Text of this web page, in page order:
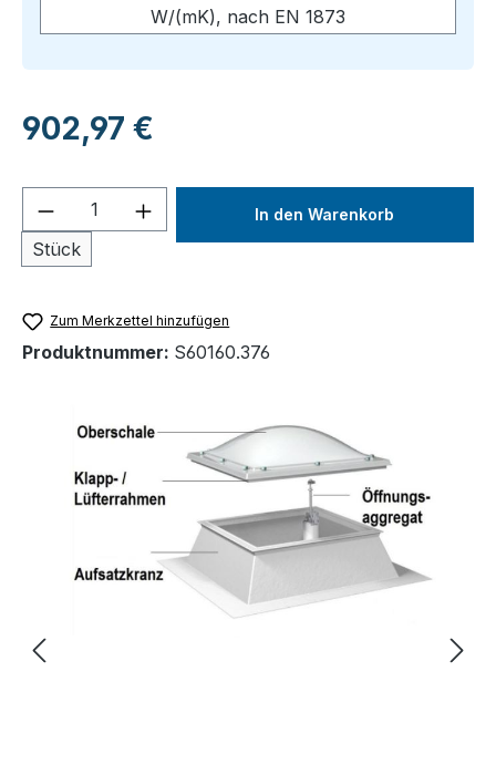
W/(mK), nach EN 1873
Regulärer Preis:
902,97 €
Produkt Anzahl: Gib den
Stück
In den Warenkorb
Zum Merkzettel hinzufügen
Produktnummer: S60160.376